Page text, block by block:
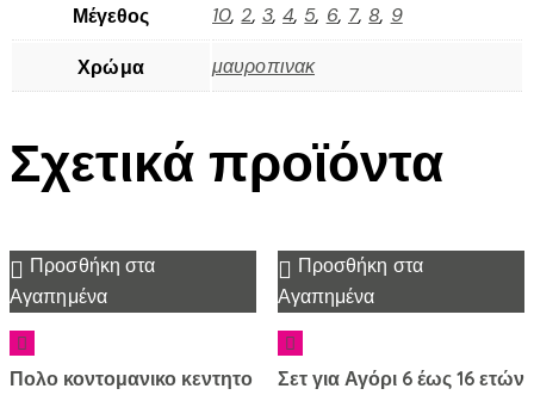
Μέγεθος 10,2, 3,4, 5, 6, 7, 8, 9
Χρώμα μαυροπινακ
Σχετικά προϊόντα
Προσθήκη στα
Αγαπημένα
Πολο κοντομανικο κεντητο
Προσθήκη στα
Αγαπημένα
Σετ για Αγόρι 6 έως 16 ετών